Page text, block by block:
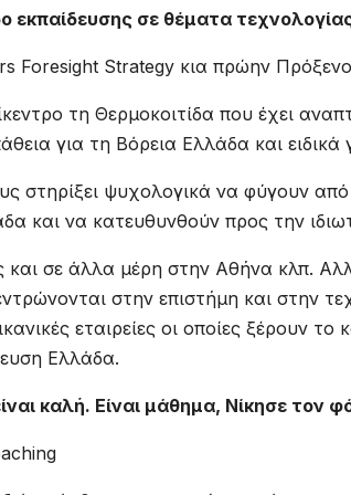
εκπαίδευσης σε θέματα
Foresight Strategy κια πρώην
τη Θερμοκοιτίδα που έχει
για τη Βόρεια Ελλάδα και ειδικά
στηρίξει ψυχολογικά να φύγουν
και να κατευθυνθούν προς την
και σε άλλα μέρη στην Αθήνα κλπ.
στην επιστήμη και στην
εταιρείες οι οποίες ξέρουν
Ελλάδα.
καλή. Είναι μάθημα, Νίκησε τον